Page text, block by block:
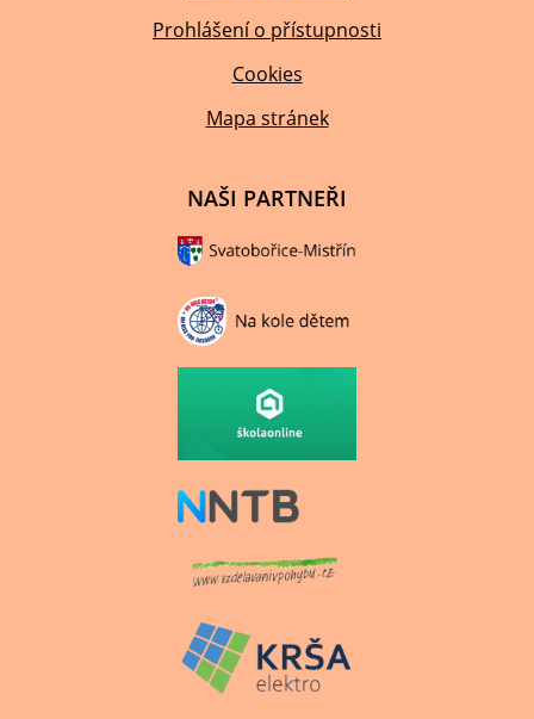
Prohlášení o přístupnosti
Cookies
Mapa stránek
NAŠI PARTNEŘI